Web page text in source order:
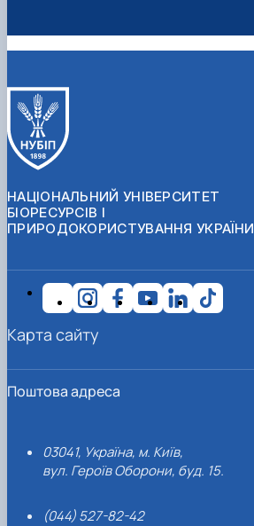
НАЦІОНАЛЬНИЙ УНІВЕРСИТЕТ
БІОРЕСУРСІВ І
ПРИРОДОКОРИСТУВАННЯ УКРАЇНИ
Поштова адреса
03041, Україна, м. Київ,
вул. Героїв Оборони, буд. 15.
(044) 527-82-42
Карта сайту